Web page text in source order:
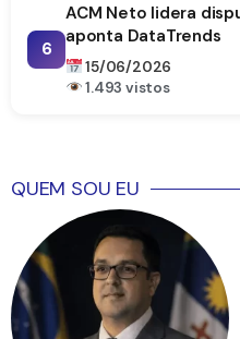
6
ACM Neto lidera
aponta DataTrends
15/06/2026
1.493 vistos
QUEM SOU EU